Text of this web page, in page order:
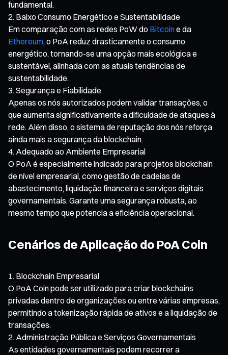
fundamental.
Baixo Consumo Energético e Sustentabilidade
Em comparação com as redes PoW do Bitcoine da
Ethereum, o PoA reduz drasticamente o consumo
energético, tornando-se uma opção mais ecológica e
sustentável, alinhada com as atuais tendências de
sustentabilidade.
Segurança e Fiabilidade
Apenas os nós autorizados podem validar transações, o
que aumenta significativamente a dificuldade de ataques à
rede. Além disso, o sistema de reputação dos nós reforça
ainda mais a segurança da blockchain.
Adequado ao Ambiente Empresarial
O PoA é especialmente indicado para projetos blockchain
de nível empresarial, como gestão de cadeias de
abastecimento, liquidação financeira e serviços digitais
governamentais. Garante uma segurança robusta, ao
mesmo tempo que potencia a eficiência operacional.
Cenários de Aplicação do PoA Coin
Blockchain Empresarial
O PoA Coin pode ser utilizado para criar blockchains
privadas dentro de organizações ou entre várias empresas,
permitindo a tokenização rápida de ativos e a liquidação de
transações.
Administração Pública e Serviços Governamentais
As entidades governamentais podem recorrer a